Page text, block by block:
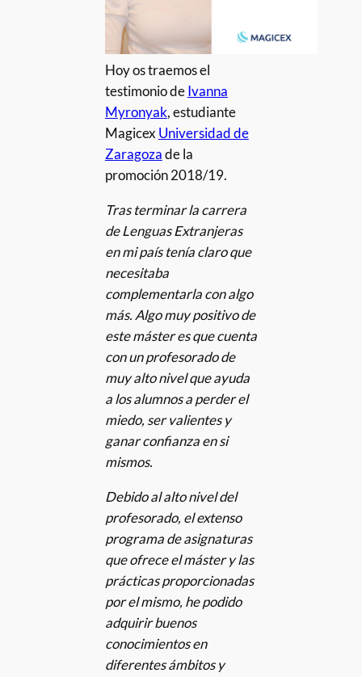
Hoy os traemos el
testimonio deIvanna
Myronyak, estudiante
Magicex Universidad de
Zaragozade la
promoción 2018/19.
Tras terminar la carrera
de Lenguas Extranjeras
en mi país tenía claro que
necesitaba
complementarla con algo
más. Algo muy positivo de
este máster es que cuenta
con un profesorado de
muy alto nivel que ayuda
a los alumnos a perder el
miedo, ser valientes y
ganar confianza en si
mismos.
Debido al alto nivel del
profesorado, el extenso
programa de asignaturas
que ofrece el máster y las
prácticas proporcionadas
por el mismo, he podido
adquirir buenos
conocimientos en
diferentes ámbitos y